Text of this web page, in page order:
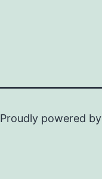
Proudly powered by